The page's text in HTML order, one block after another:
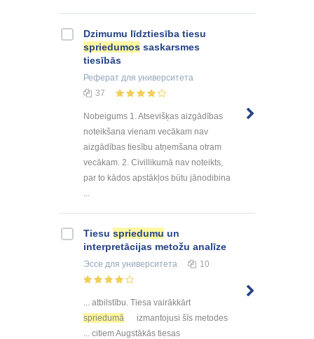
Dzimumu līdztiesība tiesu
spriedumos saskarsmes
tiesībās
Реферат для университета
37
Nobeigums 1. Atsevišķas aizgādības
noteikšana vienam vecākam nav
aizgādības tiesību atņemšana otram
vecākam. 2. Civillikumā nav noteikts,
par to kādos apstākļos būtu jānodibina
...
Tiesu spriedumu un
interpretācijas metožu analīze
Эссе для университета 10
... atbilstību. Tiesa vairākkārt
spriedumā
izmantojusi šīs metodes
... citiem Augstākās tiesas